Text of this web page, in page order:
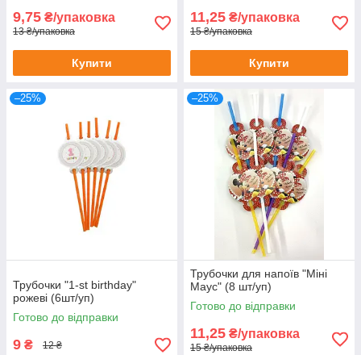
9,75 ₴/упаковка
13 ₴/упаковка
Купити
11,25 ₴/упаковка
15 ₴/упаковка
Купити
–25%
Трубочки "1-st birthday"
рожеві (6шт/уп)
Готово до відправки
9 ₴ 12 ₴
–25%
Трубочки для напоїв "Міні
Маус" (8 шт/уп)
Готово до відправки
11,25 ₴/упаковка
15 ₴/упаковка